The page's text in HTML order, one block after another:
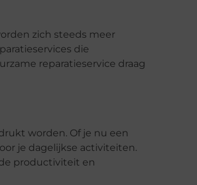
zich steeds meer
die
reparatieservice draag
worden. Of je nu een
je dagelijkse activiteiten.
productiviteit en